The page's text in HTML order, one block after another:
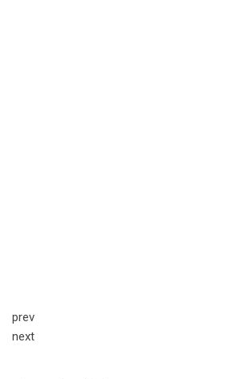
prev
next